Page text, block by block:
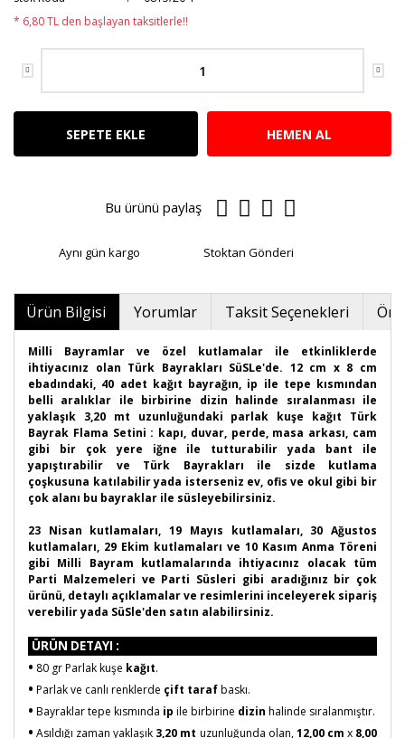
* 6,80 TL den başlayan taksitlerle!!
SEPETE EKLE HEMEN AL
Bu ürünü paylaş
Aynı gün kargo Stoktan Gönderi
Ürün Bilgisi Yorumlar Taksit Seçenekleri
Milli Bayramlar ve özel kutlamalar ile etkinliklerde
ihtiyacınız olan Türk Bayrakları SüSLe'de. 12 cm x 8 cm
ebadındaki, 40 adet kağıt bayrağın, ip ile tepe kısmından
belli aralıklar ile birbirine dizin halinde sıralanması ile
yaklaşık 3,20 mt uzunluğundaki parlak kuşe kağıt Türk
Bayrak Flama Setini : kapı, duvar, perde, masa arkası, cam
gibi bir çok yere iğne ile tutturabilir yada bant ile
yapıştırabilir ve Türk Bayrakları ile sizde kutlama
çoşkusuna katılabilir yada isterseniz ev, ofis ve okul gibi bir
çok alanı bu bayraklar ile süsleyebilirsiniz.
23 Nisan kutlamaları, 19 Mayıs kutlamaları, 30 Ağustos
kutlamaları, 29 Ekim kutlamaları ve 10 Kasım Anma Töreni
gibi Milli Bayram kutlamalarında ihtiyacınız olacak tüm
Parti Malzemeleri ve Parti Süsleri gibi aradığınız bir çok
ürünü, detaylı açıklamalar ve resimlerini inceleyerek sipariş
verebilir yada SüSle'den satın alabilirsiniz.
ÜRÜN DETAYI :
• 80 gr Parlak kuşe kağıt.
• Parlak ve canlı renklerde çift tarafbaskı.
• Bayraklar tepe kısmında ip ile birbirine dizin halinde sıralanmıştır.
• Asıldığı zaman yaklaşık 3,20 mt uzunluğunda olan,12,00 cm x 8,00